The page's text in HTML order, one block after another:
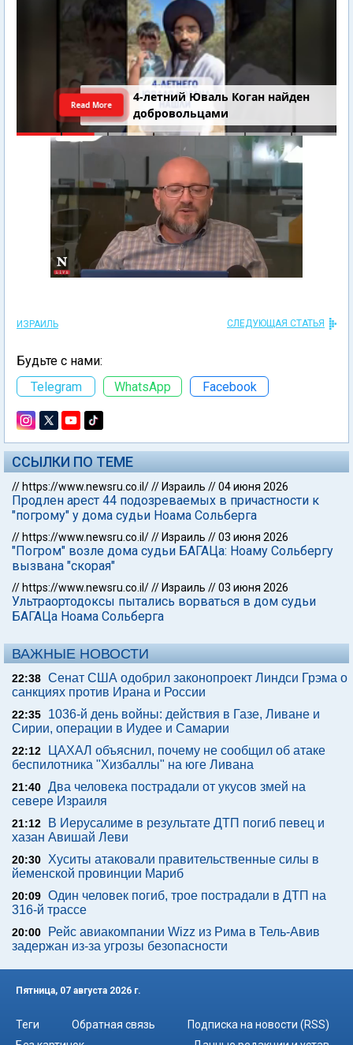
4-летний Юваль Коган найден
добровольцами
Read More
ИЗРАИЛЬ СЛЕДУЮЩАЯ СТАТЬЯ
Будьте с нами:
Telegram
WhatsApp Facebook
ССЫЛКИ ПО ТЕМЕ
// https://www.newsru.co.il/// Израиль //04 июня 2026
Продлен арест 44 подозреваемых в причастности к
"погрому" у дома судьи Ноама Сольберга
// https://www.newsru.co.il/// Израиль //03 июня 2026
"Погром" возле дома судьи БАГАЦа: Ноаму Сольбергу
вызвана "скорая"
// https://www.newsru.co.il/// Израиль //03 июня 2026
Ультраортодоксы пытались ворваться в дом судьи
БАГАЦа Ноама Сольберга
ВАЖНЫЕ НОВОСТИ
22:38 Сенат США одобрил законопроект Линдси Грэма о
санкциях против Ирана и России
22:35
1036-й день войны: действия в Газе, Ливане и
Сирии, операции в Иудее и Самарии
22:12
ЦАХАЛ объяснил, почему не сообщил об атаке
беспилотника "Хизбаллы" на юге Ливана
21:40 Два человека пострадали от укусов змей на
севере Израиля
21:12
В Иерусалиме в результате ДТП погиб певец и
хазан Авишай Леви
20:30
Хуситы атаковали правительственные силы в
йеменской провинции Мариб
20:09 Один человек погиб, трое пострадали в ДТП на
316-й трассе
20:00
Рейс авиакомпании Wizz из Рима в Тель-Авив
задержан из-за угрозы безопасности
Пятница, 07 августа 2026 г.
Теги Обратная связь
Подписка на новости (RSS)